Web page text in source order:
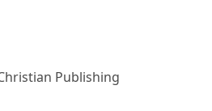
Publishing